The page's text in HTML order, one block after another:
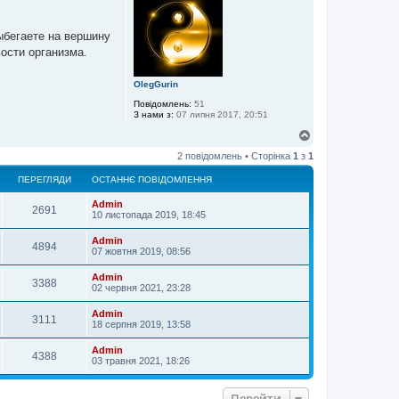
OlegGurin
Повідомлень: 51
З нами з: 07 липня 2017, 20:51
на вершину
организма.
г
о
2 повідомлень • Сторінка 1 з 1
ПЕРЕГЛЯДИ ОСТАННЄ ПОВІДОМЛЕННЯ
2691
Admin
10 листопада 2019, 18:45
4894
Admin
07 жовтня 2019, 08:56
3388
Admin
02 червня 2021, 23:28
3111
Admin
18 серпня 2019, 13:58
4388
Admin
03 травня 2021, 18:26